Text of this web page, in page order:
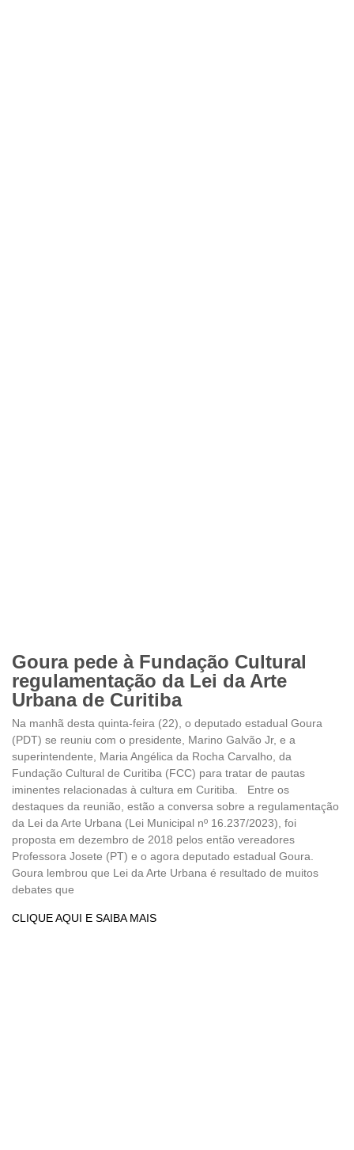
Goura pede à Fundação Cultural
regulamentação da Lei da Arte
Urbana de Curitiba
Na manhã desta quinta-feira (22), o deputado estadual Goura
(PDT) se reuniu com o presidente, Marino Galvão Jr, e a
superintendente, Maria Angélica da Rocha Carvalho, da
Fundação Cultural de Curitiba (FCC) para tratar de pautas
iminentes relacionadas à cultura em Curitiba. Entre os
destaques da reunião, estão a conversa sobre a regulamentação
da Lei da Arte Urbana (Lei Municipal nº 16.237/2023), foi
proposta em dezembro de 2018 pelos então vereadores
Professora Josete (PT) e o agora deputado estadual Goura.
Goura lembrou que Lei da Arte Urbana é resultado de muitos
debates que
CLIQUE AQUI E SAIBA MAIS